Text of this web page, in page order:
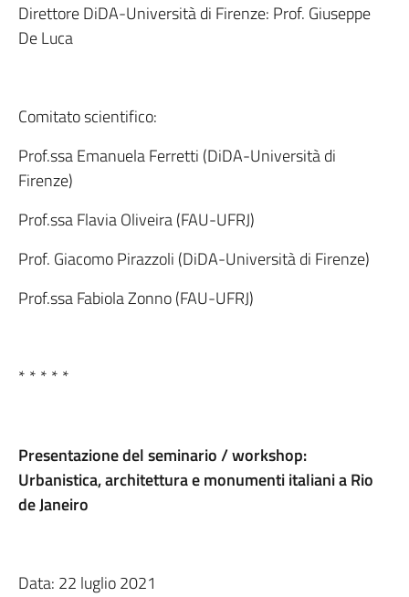
Direttore DiDA-Università di Firenze: Prof. Giuseppe
De Luca
Comitato scientifico:
Prof.ssa Emanuela Ferretti (DiDA-Università di
Firenze)
Prof.ssa Flavia Oliveira (FAU-UFRJ)
Prof. Giacomo Pirazzoli (DiDA-Università di Firenze)
Prof.ssa Fabiola Zonno (FAU-UFRJ)
* * * * *
Presentazione del seminario / workshop:
Urbanistica, architettura e monumenti italiani a Rio
de Janeiro
Data: 22 luglio 2021